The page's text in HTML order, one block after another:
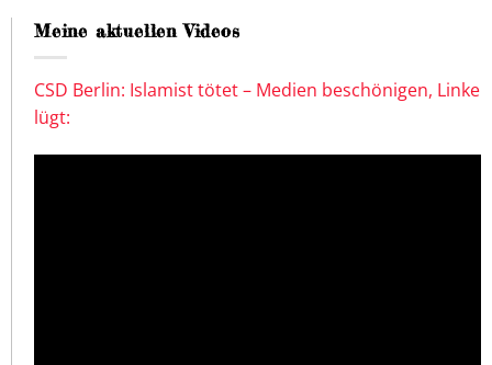
Meine aktuellen Videos
CSD Berlin: Islamist tötet – Medien beschönigen, Linke
lügt: